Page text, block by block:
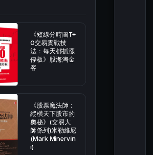
《短線分時圖T+
0交易實戰技
法：每天都抓漲
停板》股海淘金
客
《股票魔法師：
縱橫天下股市的
奧秘》(交易大
師係列)米勒維尼
(Mark Minervin
i)